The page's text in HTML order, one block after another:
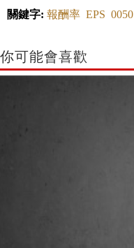
關鍵字: 報酬率 EPS 0050
你可能會喜歡